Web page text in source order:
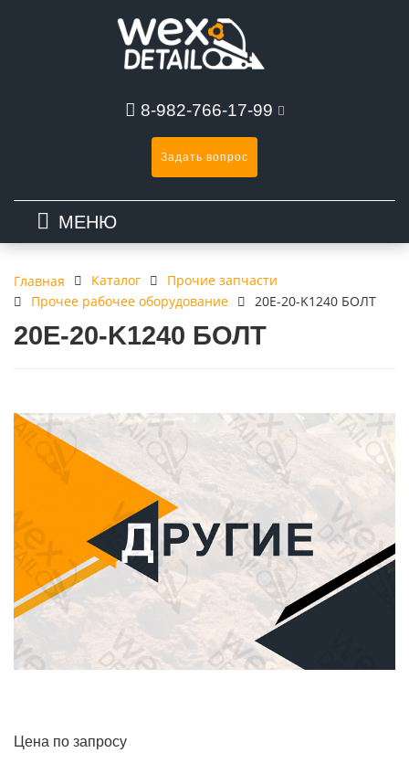
8-982-766-17-99
Задать вопрос
МЕНЮ
Главная Каталог
Прочие запчасти
Прочее рабочее оборудование
20E-20-K1240 БОЛТ
20E-20-K1240 БОЛТ
Цена по запросу